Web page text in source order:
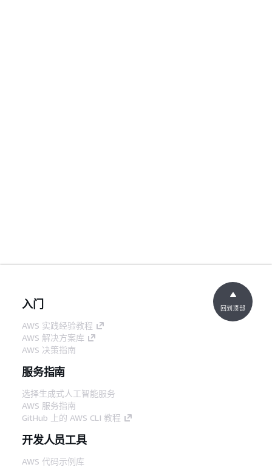
入门
AWS 实践经验教程
AWS 解决方案库
AWS 决策指南
服务指南
选择生成式人工智能服务
AWS 服务指南
GitHub 上的 AWS CLI 教程
开发人员工具
AWS 代码示例库
回到顶部